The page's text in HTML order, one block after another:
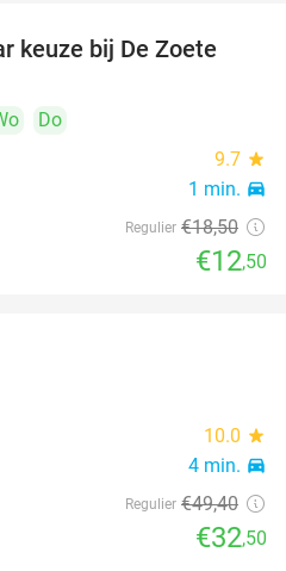
32%
keuze bij De Zoete
Do
9.7 star
1 min. directions_car
Regulier €18,50
€12,50
10.0 star
4 min. directions_car
Regulier €49,40
€32,50